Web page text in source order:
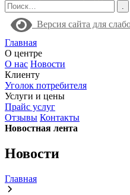
Версия сайта для
Главная
О центре
О нас Новости
Клиенту
Уголок потребителя
Услуги и цены
Прайс услуг
Отзывы Контакты
Новостная лента
Новости
Главная